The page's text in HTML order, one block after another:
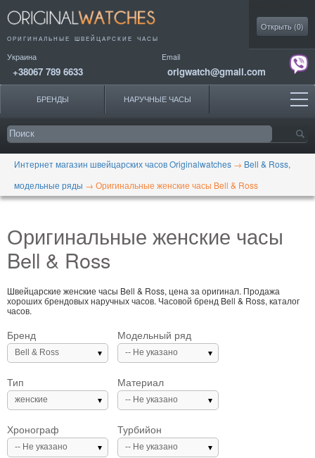
ОРИГИНАЛЬНЫЕ ШВЕЙЦАРСКИЕ ЧАСЫ
Украина
+38067 789 6633
Email
origwatch@gmail.com
Открыть (0)
БРЕНДЫ НАРУЧНЫЕ ЧАСЫ
Интернет магазин швейцарских часов Originalwatches → Bell & Ross,
модельные ряды → Оригинальные женские часы Bell & Ross
Оригинальные женские часы
Bell & Ross
Швейцарские женские часы Bell & Ross, цена за оригинал. Продажа
хороших брендовых наручных часов. Часовой бренд Bell & Ross, каталог
часов.
Бренд
Bell & Ross
Модельный ряд
-- Не указано
Тип
женские
Материал
-- Не указано
Хронограф
-- Не указано
Турбийон
-- Не указано